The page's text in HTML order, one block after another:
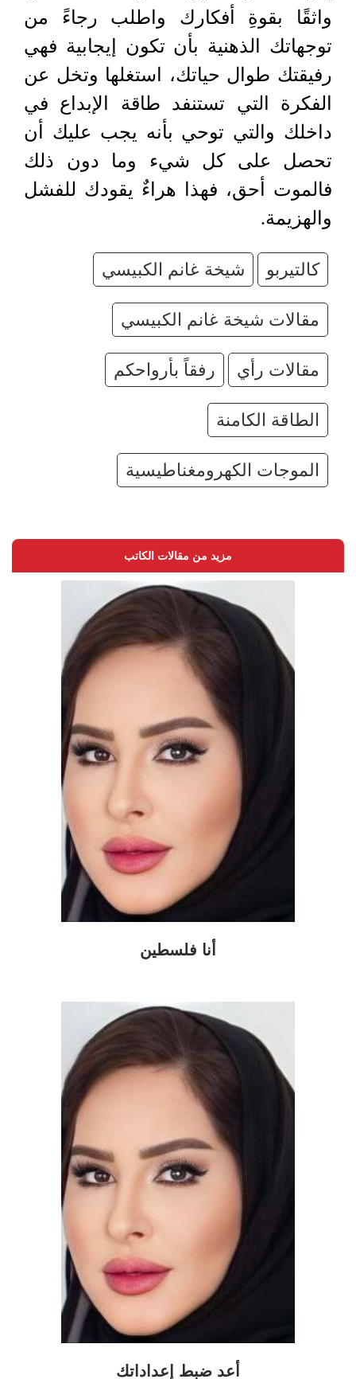
واثقًا بقوةِ أفكارك واطلب رجاءً من
توجهاتك الذهنية بأن تكون إيجابية فهي
رفيقتك طوال حياتك، استغلها وتخل عن
الفكرة التي تستنفد طاقة الإبداع في
داخلك والتي توحي بأنه يجب عليك أن
تحصل على كل شيء وما دون ذلك
فالموت أحق، فهذا هراءٌ يقودك للفشل
والهزيمة.
كالتيربو شيخة غانم الكبيسي
مقالات شيخة غانم الكبيسي
مقالات رأي رفقاً بأرواحكم
الطاقة الكامنة
الموجات الكهرومغناطيسية
مزيد من مقالات الكاتب
أنا فلسطين
أعد ضبط إعداداتك